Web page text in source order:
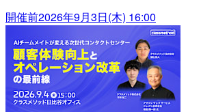
開催前2026年9月3日(木) 16:00